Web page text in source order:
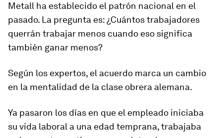
Metall ha establecido el patrón nacional en el
pasado. La pregunta es: ¿Cuántos trabajadores
querrán trabajar menos cuando eso significa
también ganar menos?
Según los expertos, el acuerdo marca un cambio
en la mentalidad de la clase obrera alemana.
Ya pasaron los días en que el empleado iniciaba
su vida laboral a una edad temprana, trabajaba